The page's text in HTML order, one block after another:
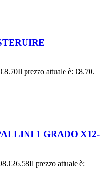
€8.70Il prezzo attuale è: €8.70.
1 GRADO X12-
€26.58Il prezzo attuale è: